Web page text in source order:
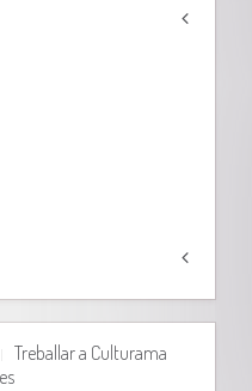
Treballar a Culturama